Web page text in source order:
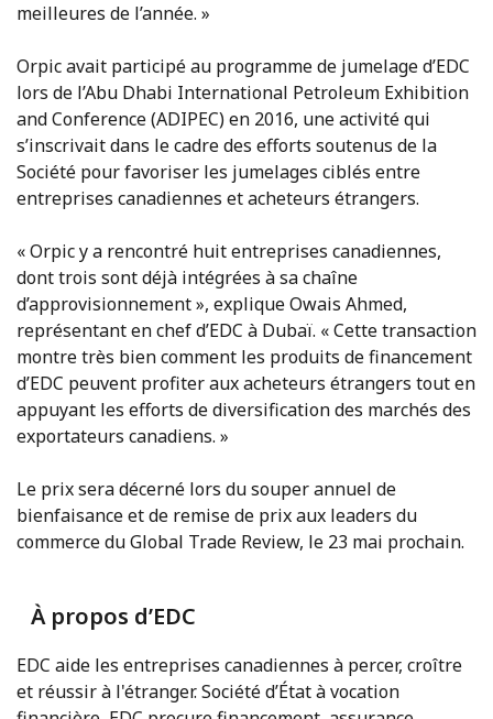
meilleures de l’année. »
Orpic avait participé au programme de jumelage d’EDC
lors de l’Abu Dhabi International Petroleum Exhibition
and Conference (ADIPEC) en 2016, une activité qui
s’inscrivait dans le cadre des efforts soutenus de la
Société pour favoriser les jumelages ciblés entre
entreprises canadiennes et acheteurs étrangers.
« Orpic y a rencontré huit entreprises canadiennes,
dont trois sont déjà intégrées à sa chaîne
d’approvisionnement », explique Owais Ahmed,
représentant en chef d’EDC à Dubaï. « Cette transaction
montre très bien comment les produits de financement
d’EDC peuvent profiter aux acheteurs étrangers tout en
appuyant les efforts de diversification des marchés des
exportateurs canadiens. »
Le prix sera décerné lors du souper annuel de
bienfaisance et de remise de prix aux leaders du
commerce du Global Trade Review, le 23 mai prochain.
À propos d’EDC
EDC aide les entreprises canadiennes à percer, croître
et réussir à l'étranger. Société d’État à vocation